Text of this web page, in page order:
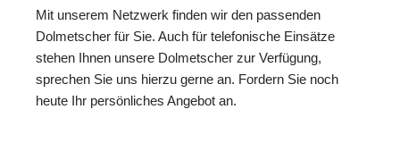
Mit unserem Netzwerk finden wir den passenden
Dolmetscher für Sie. Auch für telefonische Einsätze
stehen Ihnen unsere Dolmetscher zur Verfügung,
sprechen Sie uns hierzu gerne an. Fordern Sie noch
heute Ihr persönliches Angebot an.